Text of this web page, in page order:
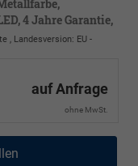
4 Jahre Garantie,
, Landesversion: EU -
auf Anfrage
ohne MwSt.